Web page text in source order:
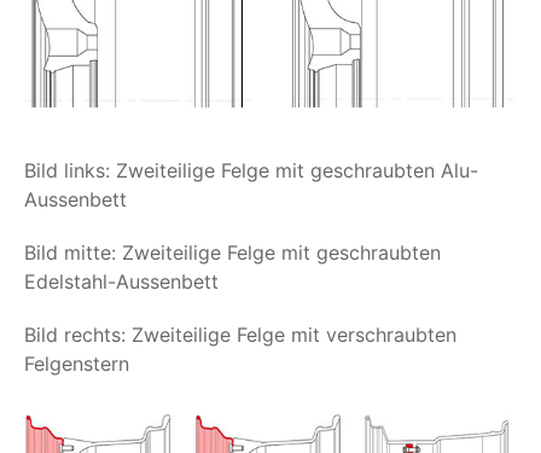
Bild links: Zweiteilige Felge mit geschraubten Alu-
Aussenbett
Bild mitte: Zweiteilige Felge mit geschraubten
Edelstahl-Aussenbett
Bild rechts: Zweiteilige Felge mit verschraubten
Felgenstern